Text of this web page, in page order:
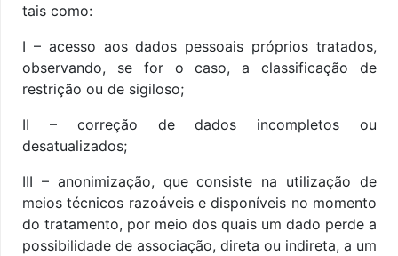
tais como:
I – acesso aos dados pessoais próprios tratados,
observando, se for o caso, a classificação de
restrição ou de sigiloso;
II – correção de dados incompletos ou
desatualizados;
III – anonimização, que consiste na utilização de
meios técnicos razoáveis e disponíveis no momento
do tratamento, por meio dos quais um dado perde a
possibilidade de associação, direta ou indireta, a um